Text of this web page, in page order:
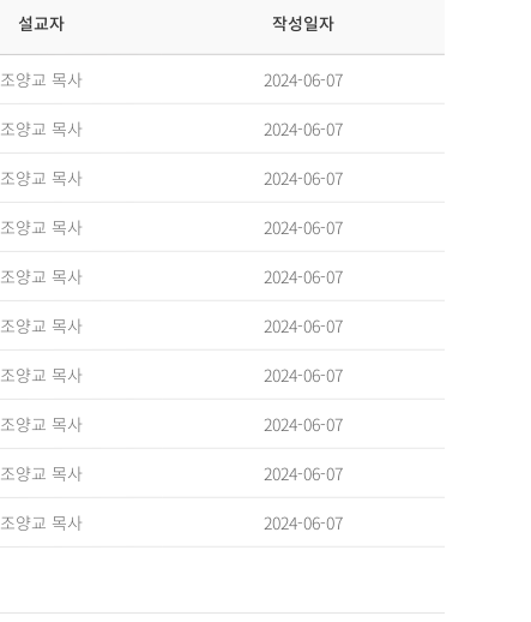
설교자 작성일자
조양교 목사 2024-06-07
조양교 목사 2024-06-07
조양교 목사 2024-06-07
조양교 목사 2024-06-07
조양교 목사 2024-06-07
조양교 목사 2024-06-07
조양교 목사 2024-06-07
조양교 목사 2024-06-07
조양교 목사 2024-06-07
조양교 목사 2024-06-07